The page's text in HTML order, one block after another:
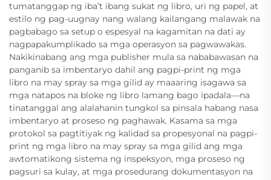
tumatanggap ng iba’t ibang sukat ng libro, uri ng papel, at
estilo ng pag-uugnay nang walang kailangang malawak na
pagbabago sa setup o espesyal na kagamitan na dati ay
nagpapakumplikado sa mga operasyon sa pagwawakas.
Nakikinabang ang mga publisher mula sa nababawasan na
panganib sa imbentaryo dahil ang pagpi-print ng mga
libro na may spray sa mga gilid ay maaaring isagawa sa
mga natapos na bloke ng libro lamang bago ipadala—na
tinatanggal ang alalahanin tungkol sa pinsala habang nasa
imbentaryo at proseso ng paghawak. Kasama sa mga
protokol sa pagtitiyak ng kalidad sa propesyonal na pagpi-
print ng mga libro na may spray sa mga gilid ang mga
awtomatikong sistema ng inspeksyon, mga proseso ng
pagsuri sa kulay, at mga prosedurang dokumentasyon na